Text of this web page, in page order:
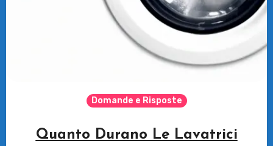
Domande e Risposte
Quanto Durano Le Lavatrici